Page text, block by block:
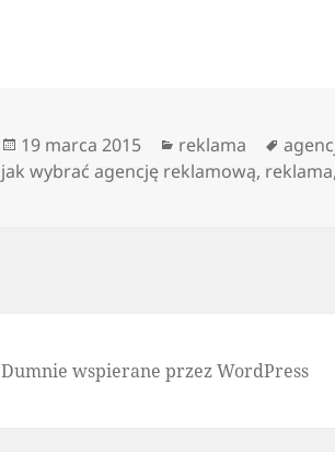
Data
publikacji
19 marca 2015 Kategorie
reklama Tagi
jak wybrać agencję reklamową, reklama,
Dumnie wspierane przez WordPress